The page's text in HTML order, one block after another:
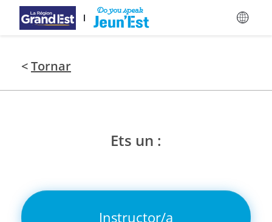
Vés al contingut principal
<Tornar
Ets un :
Instructor/a